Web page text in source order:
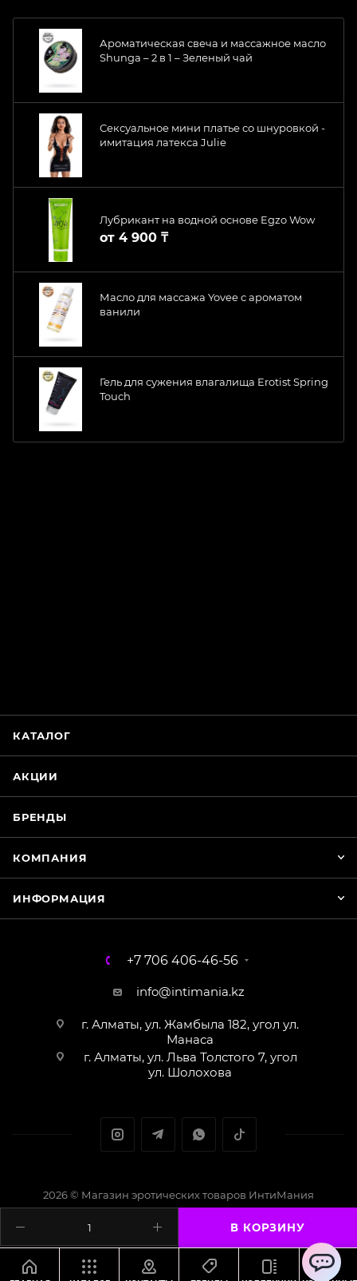
В КОРЗИНУ
Ароматическая свеча и массажное масло
Shunga – 2 в 1 – Зеленый чай
Сексуальное мини платье со шнуровкой -
имитация латекса Julie
Лубрикант на водной основе Egzo Wow
от 4 900 ₸
Масло для массажа Yovee с ароматом
ванили
Гель для сужения влагалища Erotist Spring
Touch
КАТАЛОГ
АКЦИИ
БРЕНДЫ
КОМПАНИЯ
ИНФОРМАЦИЯ
+7 706 406-46-56
info@intimania.kz
г. Алматы, ул. Жамбыла 182, угол ул.
Манаса
г. Алматы, ул. Льва Толстого 7, угол
ул. Шолохова
2026 © Магазин эротических товаров ИнтиМания
Создание сайта - Кайрат Алматов
WhatsApp